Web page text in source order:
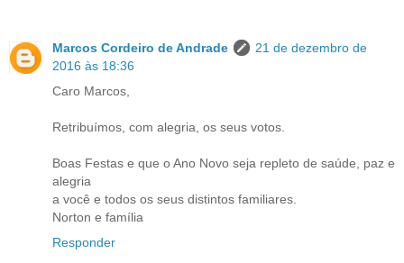
Marcos Cordeiro de Andrade
21 de dezembro de
2016 às 18:36
Caro Marcos,
Retribuímos, com alegria, os seus votos.
Boas Festas e que o Ano Novo seja repleto de saúde, paz e
alegria
a você e todos os seus distintos familiares.
Norton e família
Responder